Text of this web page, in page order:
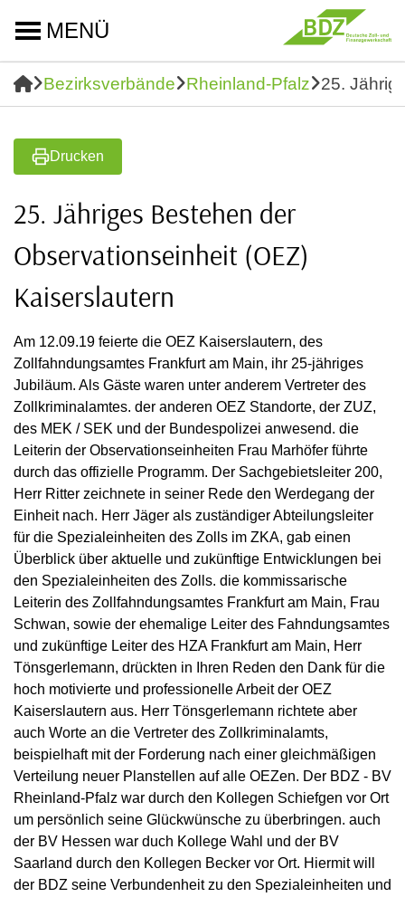
MENÜ
Bezirksverbände Rheinland-Pfalz 25.
Drucken
25. Jähriges Bestehen der
Observationseinheit (OEZ)
Kaiserslautern
Am 12.09.19 feierte die OEZ Kaiserslautern, des
Zollfahndungsamtes Frankfurt am Main, ihr 25-jähriges
Jubiläum. Als Gäste waren unter anderem Vertreter des
Zollkriminalamtes. der anderen OEZ Standorte, der ZUZ,
des MEK / SEK und der Bundespolizei anwesend. die
Leiterin der Observationseinheiten Frau Marhöfer führte
durch das offizielle Programm. Der Sachgebietsleiter 200,
Herr Ritter zeichnete in seiner Rede den Werdegang der
Einheit nach. Herr Jäger als zuständiger Abteilungsleiter
für die Spezialeinheiten des Zolls im ZKA, gab einen
Überblick über aktuelle und zukünftige Entwicklungen bei
den Spezialeinheiten des Zolls. die kommissarische
Leiterin des Zollfahndungsamtes Frankfurt am Main, Frau
Schwan, sowie der ehemalige Leiter des Fahndungsamtes
und zukünftige Leiter des HZA Frankfurt am Main, Herr
Tönsgerlemann, drückten in Ihren Reden den Dank für die
hoch motivierte und professionelle Arbeit der OEZ
Kaiserslautern aus. Herr Tönsgerlemann richtete aber
auch Worte an die Vertreter des Zollkriminalamts,
beispielhaft mit der Forderung nach einer gleichmäßigen
Verteilung neuer Planstellen auf alle OEZen. Der BDZ - BV
Rheinland-Pfalz war durch den Kollegen Schiefgen vor Ort
um persönlich seine Glückwünsche zu überbringen. auch
der BV Hessen war duch Kollege Wahl und der BV
Saarland durch den Kollegen Becker vor Ort. Hiermit will
der BDZ seine Verbundenheit zu den Spezialeinheiten und